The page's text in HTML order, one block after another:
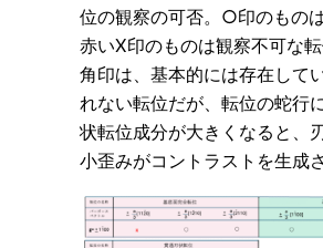
位の観察の可否。○印のものは
赤いX印のものは観察不可な
角印は、基本的には存在して
れない転位だが、転位の蛇行
状転位成分が大きくなると、
小歪みがコントラストを生成